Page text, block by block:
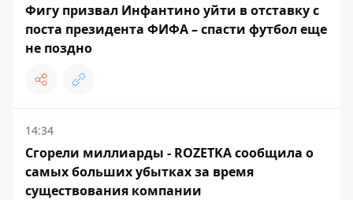
Фигу призвал Инфантино уйти в отставку с
поста президента ФИФА – спасти футбол еще
не поздно
14:34
Сгорели миллиарды - ROZETKA сообщила о
самых больших убытках за время
существования компании